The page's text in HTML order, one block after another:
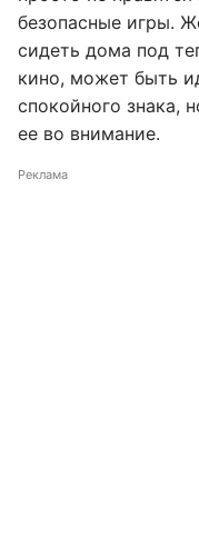
безопасные игры.
сидеть дома под
кино, может быть
спокойного знака,
ее во внимание.
Реклама